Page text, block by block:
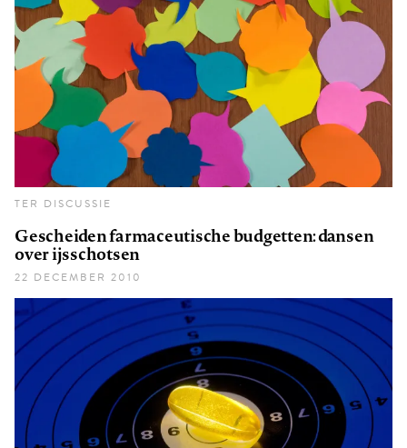
TER DISCUSSIE
Gescheiden farmaceutische budgetten: dansen
over ijsschotsen
22 DECEMBER 2010